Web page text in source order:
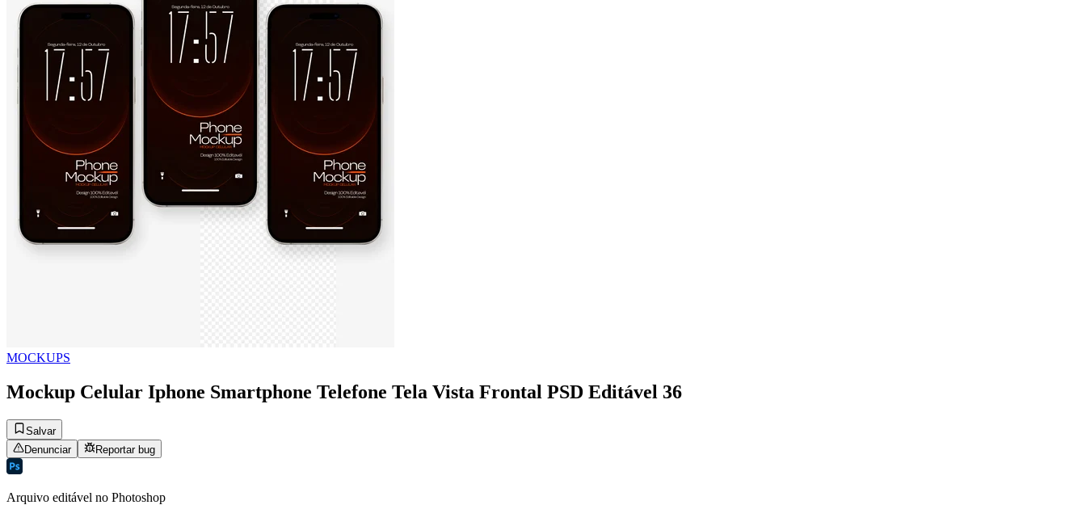
MOCKUPS
Mockup Celular Iphone Smartphone Telefone Tela Vista Frontal PSD Editável 36
Salvar
Denunciar
Reportar bug
Arquivo editável no Photoshop